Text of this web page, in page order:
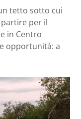
tetto sotto cui
per il
in Centro
opportunità: a